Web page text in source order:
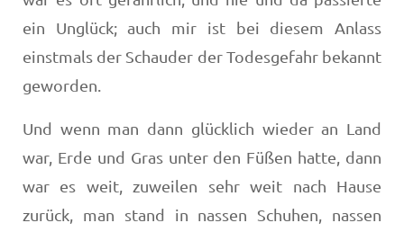
ein Unglück; auch mir ist bei diesem Anlass
einstmals der Schauder der Todesgefahr bekannt
geworden.
Und wenn man dann glücklich wieder an Land
war, Erde und Gras unter den Füßen hatte, dann
war es weit, zuweilen sehr weit nach Hause
zurück, man stand in nassen Schuhen, nassen